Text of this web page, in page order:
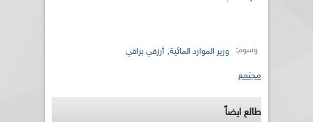
وسوم: وزير الموارد المائية, أرزقي براقي
مجتمع
طالع ايضاً